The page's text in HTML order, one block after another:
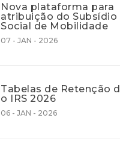
Nova plataforma para
atribuição do Subsídio
Social de Mobilidade
07 - JAN - 2026
Tabelas de Retenção d
o IRS 2026
06 - JAN - 2026